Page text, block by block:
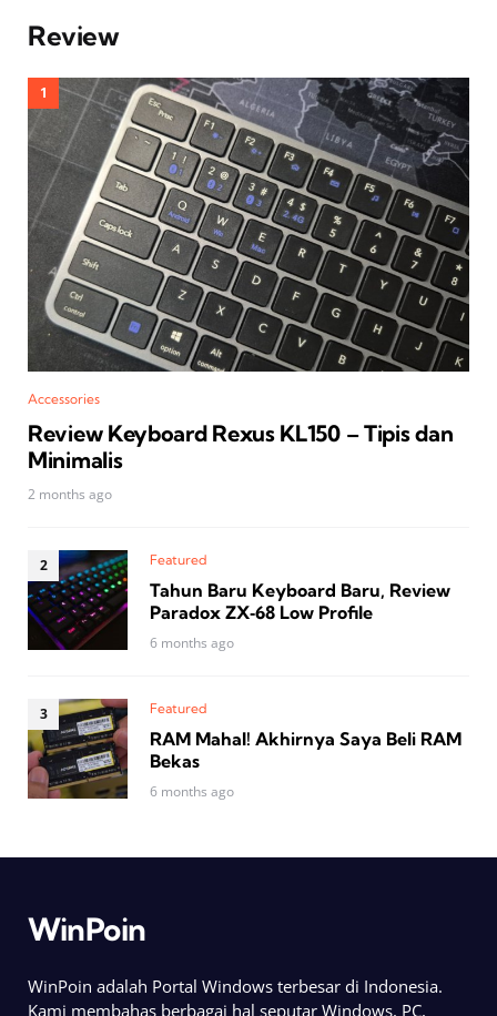
Review
Accessories
Review Keyboard Rexus KL150 – Tipis dan
Minimalis
2 months ago
Featured
Tahun Baru Keyboard Baru, Review
Paradox ZX‑68 Low Profile
6 months ago
Featured
RAM Mahal! Akhirnya Saya Beli RAM
Bekas
6 months ago
WinPoin
WinPoin adalah Portal Windows terbesar di Indonesia.
Kami membahas berbagai hal seputar Windows, PC,